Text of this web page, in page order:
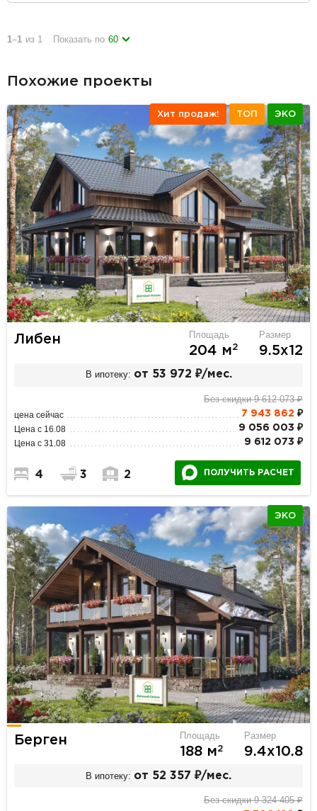
1–1 из 1 Показать по 60
Похожие проекты
Хит продаж! ТОП ЭКО
Либен Площадь
204 м2
Размер
9.5х12
В ипотеку: от 53 972 ₽/мес.
Без скидки 9 612 073 ₽
цена сейчас 7 943 862 ₽
Цена с 16.08 9 056 003 ₽
Цена с 31.08 9 612 073 ₽
4 3 2 ПОЛУЧИТЬ РАСЧЕТ
ЭКО
Берген Площадь
188 м2
Размер
9.4х10.8
В ипотеку: от 52 357 ₽/мес.
Без скидки 9 324 405 ₽